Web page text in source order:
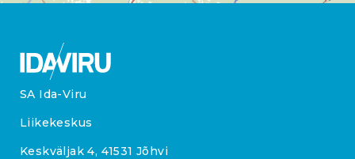
SA Ida-Viru
Liikekeskus
Keskväljak 4, 41531 Jõhvi